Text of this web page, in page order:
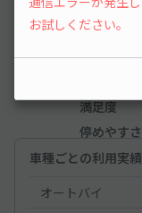
レビュー
4.8（
満足度
停めやすさ
車種ごとの利用実績
オートバイ
お試しください。